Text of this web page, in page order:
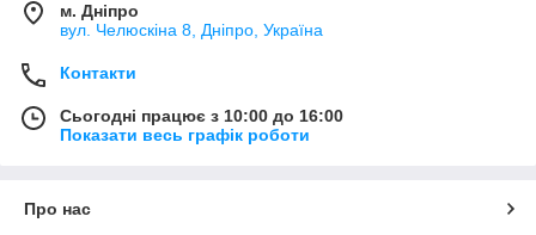
м. Дніпро
вул. Челюскіна 8, Дніпро, Україна
Контакти
Сьогодні працює з 10:00 до 16:00
Показати весь графік роботи
Про нас